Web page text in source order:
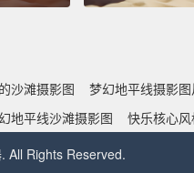
沙滩摄影图 梦幻地平线摄影图
地平线沙滩摄影图 快乐核心
All Rights Reserved.